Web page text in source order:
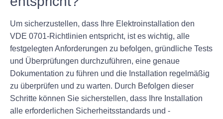
Um sicherzustellen, dass Ihre Elektroinstallation den
VDE 0701-Richtlinien entspricht, ist es wichtig, alle
festgelegten Anforderungen zu befolgen, gründliche Tests
und Überprüfungen durchzuführen, eine genaue
Dokumentation zu führen und die Installation regelmäßig
zu überprüfen und zu warten. Durch Befolgen dieser
Schritte können Sie sicherstellen, dass Ihre Installation
alle erforderlichen Sicherheitsstandards und -